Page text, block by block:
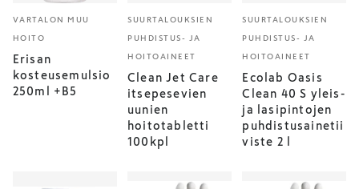
VARTALON MUU
HOITO
Erisan
kosteusemulsio
250ml +B5
SUURTALOUKSIEN
PUHDISTUS- JA
HOITOAINEET
Clean Jet Care
itsepesevien
uunien
hoitotabletti
100kpl
SUURTALOUKSIEN
PUHDISTUS- JA
HOITOAINEET
Ecolab Oasis
Clean 40 S yleis-
ja lasipintojen
puhdistusainetii
viste 2 l